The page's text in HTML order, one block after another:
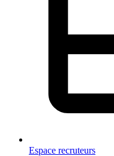
Espace recruteurs